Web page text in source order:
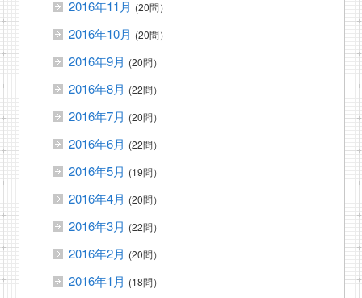
2016年11月 (20問）
2016年10月 (20問）
2016年9月 (20問）
2016年8月 (22問）
2016年7月 (20問）
2016年6月 (22問）
2016年5月 (19問）
2016年4月 (20問）
2016年3月 (22問）
2016年2月 (20問）
2016年1月 (18問）